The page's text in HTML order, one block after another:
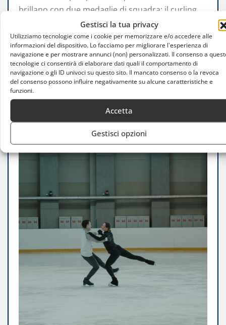
Gestisci la tua privacy
Utilizziamo tecnologie come i cookie per memorizzare e/o accedere alle
informazioni del dispositivo. Lo facciamo per migliorare l'esperienza di
navigazione e per mostrare annunci (non) personalizzati. Il consenso a
tecnologie ci consentirà di elaborare dati quali il comportamento di
navigazione o gli ID univoci su questo sito. Il mancato consenso o la revoca
del consenso possono influire negativamente su alcune caratteristiche e
funzioni.
Accetta
Gestisci opzioni
brillano con due medaglie di squadra: il curling
junior maschile conquista il titolo mondiale…
LEGGI TUTTO